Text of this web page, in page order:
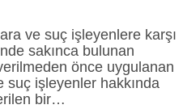
ve suç işleyenlere karşı
sakınca bulunan
önce uygulanan
işleyenler hakkında
bir…